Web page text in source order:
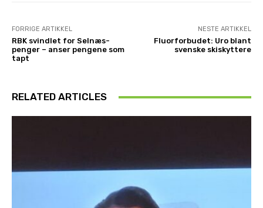
FORRIGE ARTIKKEL
RBK svindlet for Selnæs-
penger – anser pengene som
tapt
NESTE ARTIKKEL
Fluorforbudet: Uro blant
svenske skiskyttere
RELATED ARTICLES